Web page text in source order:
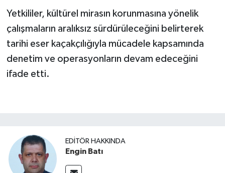
Yetkililer, kültürel mirasın korunmasına yönelik
çalışmaların aralıksız sürdürüleceğini belirterek
tarihi eser kaçakçılığıyla mücadele kapsamında
denetim ve operasyonların devam edeceğini
ifade etti.
EDITÖR HAKKINDA
Engin Batı